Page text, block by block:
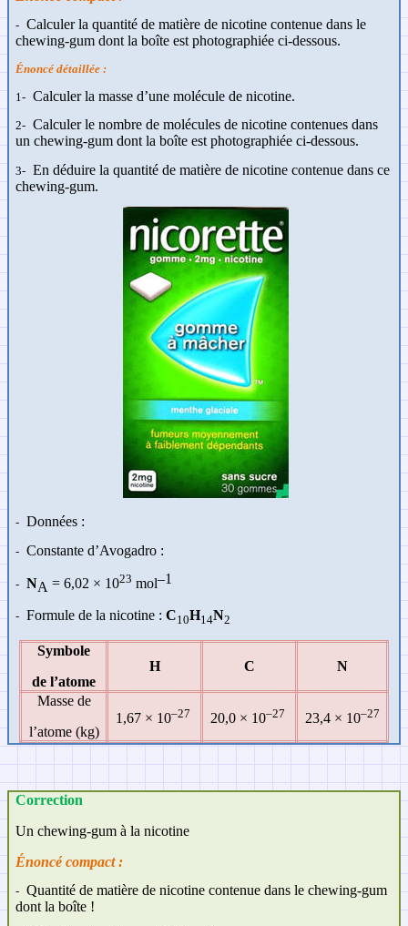
- Calculer la quantité de matière de nicotine contenue dans le
chewing-gum dont la boîte est photographiée ci-dessous.
Énoncé détaillée :
1- Calculer la masse d’une molécule de nicotine.
2- Calculer le nombre de molécules de nicotine contenues dans
un chewing-gum dont la boîte est photographiée ci-dessous.
3- En déduire la quantité de matière de nicotine contenue dans ce
chewing-gum.
- Données :
- Constante d’Avogadro :
- NA = 6,02 × 1023 mol–1
- Formule de la nicotine :C10H14N2
Symbole
de l’atome
H C N
Masse de
l’atome (kg)
1,67 × 10–27 20,0 × 10–27 23,4 × 10–27
Correction
Un chewing-gum à la nicotine
Énoncé compact :
- Quantité de matière de nicotine contenue dans le chewing-gum
dont la boîte !